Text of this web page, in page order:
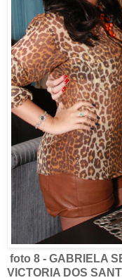
foto 8 - GABRIELA
VICTORIA DOS